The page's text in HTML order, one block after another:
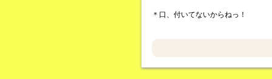
＊口、付いてないからねっ！